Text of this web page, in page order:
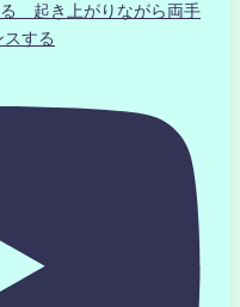
る 起き上がりながら両手
する